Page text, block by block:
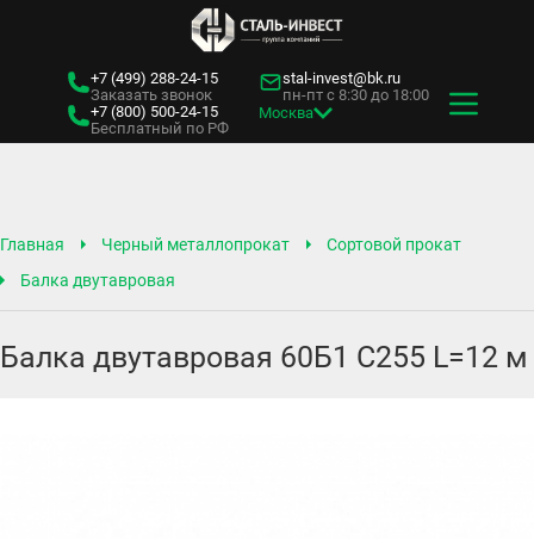
+7 (499) 288-24-15
Заказать звонок
+7 (800) 500-24-15
Бесплатный по РФ
stal-invest@bk.ru
пн-пт с 8:30 до 18:00
Москва
Главная Черный металлопрокат
Сортовой прокат
Балка двутавровая
Балка двутавровая 60Б1 С255 L=12 м